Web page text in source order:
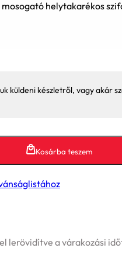
helytakarékos
küldeni készletről, vagy akár
Kosárba teszem
lerövidítve a várakozási